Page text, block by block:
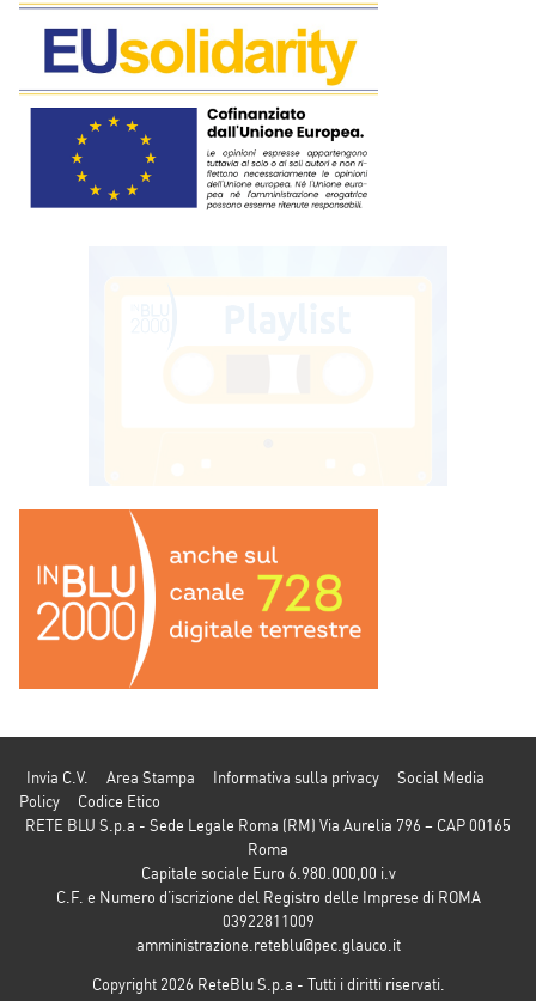
Invia C.V. Area Stampa Informativa sulla privacy
Social Media
Policy
Codice Etico
RETE BLU S.p.a - Sede Legale Roma (RM) Via Aurelia 796 – CAP 00165
Roma
Capitale sociale Euro 6.980.000,00 i.v
C.F. e Numero d’iscrizione del Registro delle Imprese di ROMA
03922811009
amministrazione.reteblu@pec.glauco.it
Copyright 2026 ReteBlu S.p.a - Tutti i diritti riservati.